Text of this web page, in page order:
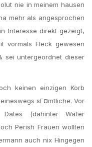
nie in meinem hausen
mehr als angesprochen
Interesse direkt gezeigt,
vormals Fleck gewesen
sei untergeordnet dieser
keinen einzigen Korb
sГ¤mtliche. Vor
(dahinter Wafer
Perish Frauen wollten
auch nix Hingegen